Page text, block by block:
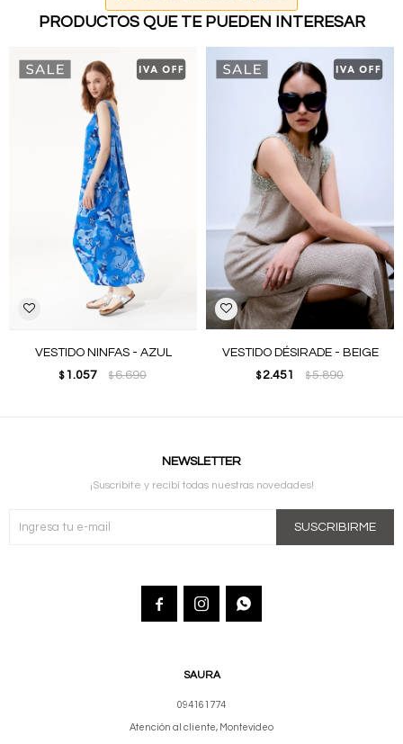
PRODUCTOS QUE TE PUEDEN INTERESAR
VESTIDO NINFAS - AZUL
$ 1.057 $6.690
VESTIDO DÉSIRADE - BEIGE
$2.451 $5.890
SAURA
094161774
Atención al cliente, Montevideo
NEWSLETTER
¡Suscribite y recibí todas nuestras novedades!
SUSCRIBIRME
  